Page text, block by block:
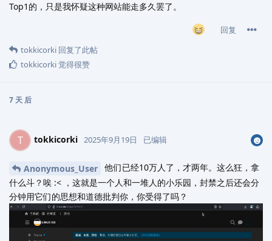
Top1的，只是我怀疑这种网站能走多久罢了。
回复
tokkicorki 回复了此帖
tokkicorki觉得很赞
7 天 后
T tokkicorki 2025年9月19日 已编辑
Anonymous_User 他们已经10万人了，才两年。这么狂，拿
什么斗？唉‍‍ :< ，这就是一个人和一堆人的小乐园，封禁之后还会分
分钟用它们的思想和道德批判你，你受得了吗？